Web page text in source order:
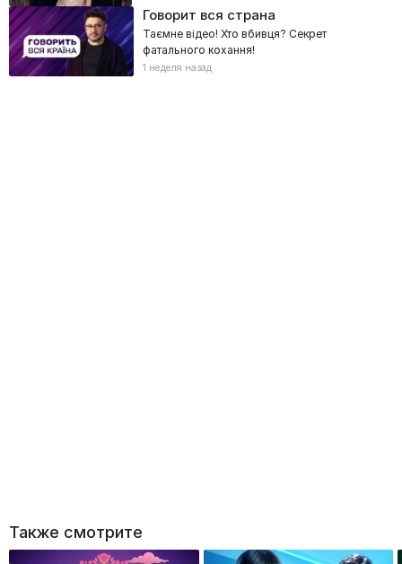
Говорит вся страна
Таємне відео! Хто вбивця? Секрет
фатального кохання!
1 неделя назад
Также смотрите